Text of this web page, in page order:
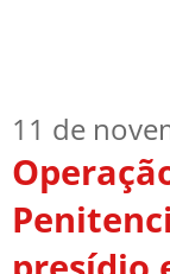
11 de